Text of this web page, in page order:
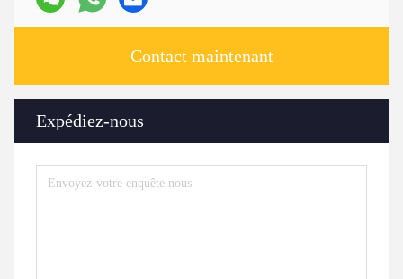
Contact maintenant
Expédiez-nous